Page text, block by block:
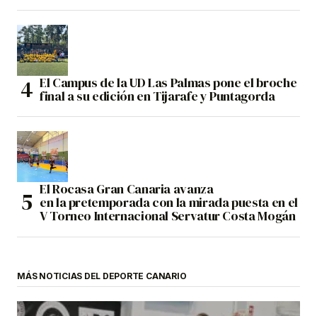
El Campus de la UD Las Palmas pone el broche
final a su edición en Tijarafe y Puntagorda
El Rocasa Gran Canaria avanza
en la pretemporada con la mirada puesta en el
V Torneo Internacional Servatur Costa Mogán
MÁS NOTICIAS DEL DEPORTE CANARIO